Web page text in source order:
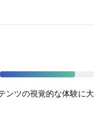
ンツの視覚的な体験に大